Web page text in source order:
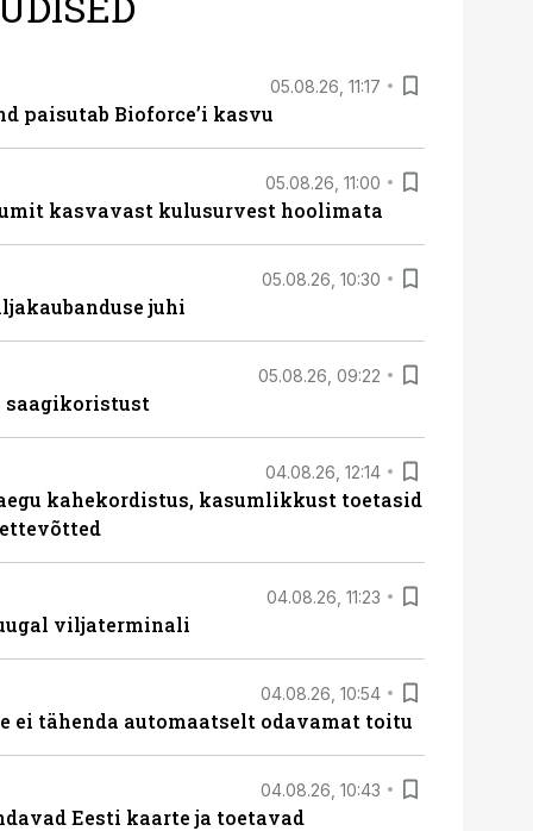
05.08.26, 11:17
paisutab Bioforce’i kasvu
05.08.26, 11:00
kasvavast kulusurvest hoolimata
05.08.26, 10:30
juhi
05.08.26, 09:22
saagikoristust
04.08.26, 12:14
kahekordistus, kasumlikkust toetasid
04.08.26, 11:23
viljaterminali
04.08.26, 10:54
ei tähenda automaatselt odavamat toitu
04.08.26, 10:43
Eesti kaarte ja toetavad